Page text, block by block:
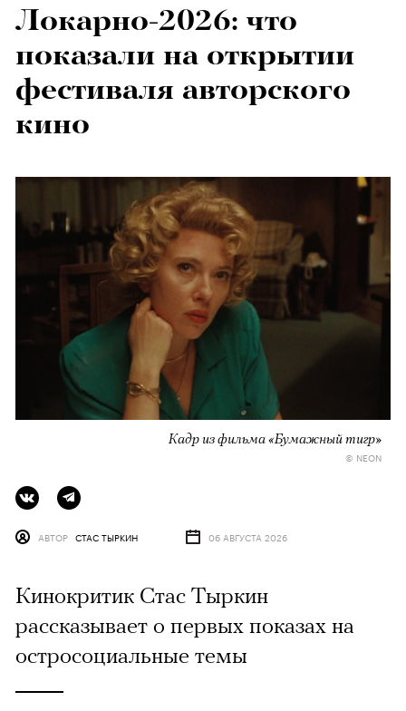
Локарно-2026: что
показали на открытии
фестиваля авторского
кино
Кадр из фильма «Бумажный тигр»
© NEON
АВТОР СТАС ТЫРКИН 06 АВГУСТА 2026
Кинокритик Стас Тыркин
рассказывает о первых показах на
остросоциальные темы